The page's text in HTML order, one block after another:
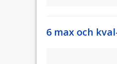
6 max och